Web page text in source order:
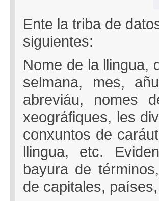
Ente la triba de
siguientes:
Nome de la llingua,
selmana, mes,
abreviáu, nomes
xeográfiques, les
conxuntos de
llingua, etc.
bayura de
de capitales,